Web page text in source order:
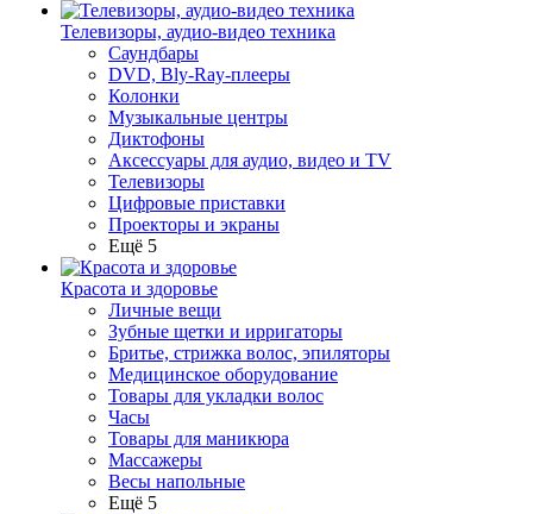
Телевизоры, аудио-видео техника
Саундбары
DVD, Bly-Ray-плееры
Колонки
Музыкальные центры
Диктофоны
Аксессуары для аудио, видео и TV
Телевизоры
Цифровые приставки
Проекторы и экраны
Ещё 5
Красота и здоровье
Личные вещи
Зубные щетки и ирригаторы
Бритье, стрижка волос, эпиляторы
Медицинское оборудование
Товары для укладки волос
Часы
Товары для маникюра
Массажеры
Весы напольные
Ещё 5